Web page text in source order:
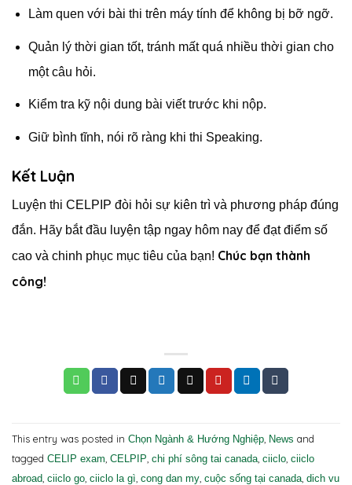
Làm quen với bài thi trên máy tính để không bị bỡ ngỡ.
Quản lý thời gian tốt, tránh mất quá nhiều thời gian cho
một câu hỏi.
Kiểm tra kỹ nội dung bài viết trước khi nộp.
Giữ bình tĩnh, nói rõ ràng khi thi Speaking.
Kết Luận
Luyện thi CELPIP đòi hỏi sự kiên trì và phương pháp đúng
đắn. Hãy bắt đầu luyện tập ngay hôm nay để đạt điểm số
cao và chinh phục mục tiêu của bạn! Chúc bạn thành
công!
This entry was posted in Chọn Ngành & Hướng Nghiệp News and
tagged CELIP exam CELPIP chi phí sông tai canada ciiclo ciiclo
abroad ciiclo go ciiclo la gì cong dan my cuộc sống tại canada dich vu